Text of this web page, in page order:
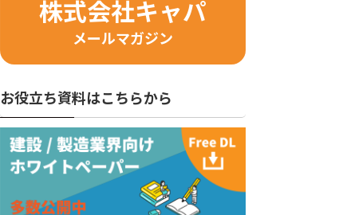
株式会社キャパ
メールマガジン
お役立ち資料はこちらから